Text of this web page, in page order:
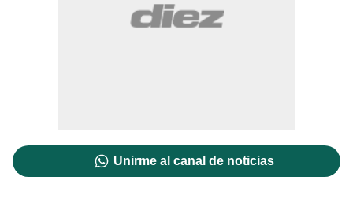
Unirme al canal de noticias